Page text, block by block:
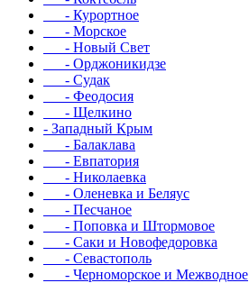
- Курортное
- Морское
- Новый Свет
- Орджоникидзе
- Судак
- Феодосия
- Щелкино
- Западный Крым
- Балаклава
- Евпатория
- Николаевка
- Оленевка и Беляус
- Песчаное
- Поповка и Штормовое
- Саки и Новофедоровка
- Севастополь
- Черноморское и Межводное